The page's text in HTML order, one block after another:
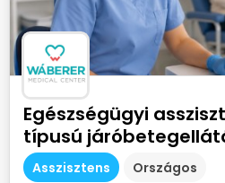
Egészségügyi
típusú
Asszisztens Országos